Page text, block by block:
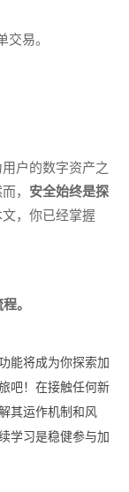
易。
户的数字资产之
， 安全始终是探
，你已经掌握
。
能将成为你探索加
吧！在接触任何新
其运作机制和风
学习是稳健参与加